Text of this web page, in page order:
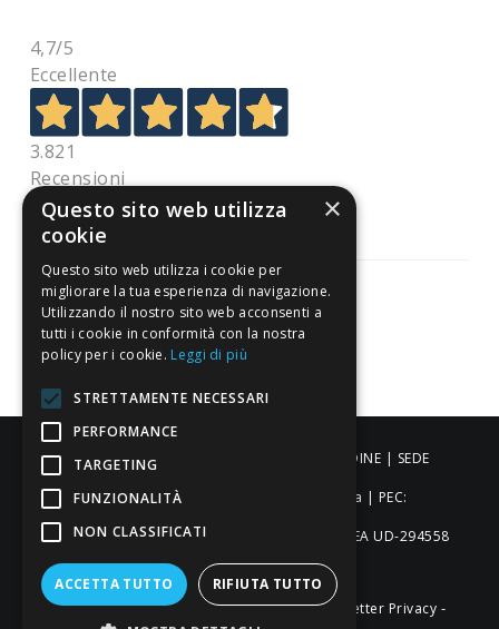
4,7/5
Eccellente
3.821
Recensioni
Pagamenti sicuri
Credits-Privacy & Cookie Policy-Newsletter Privacy -
ALDIGIÙ S.R.L. | Via Cortazzis 15 33100 - UDINE | SEDE
OPERATIVA: Via del Progresso 3 - Padova | PEC:
aldigiusrl@pec.it | C.F. e P.IVA 02873920306 REA UD-294558
Capitale sociale: € 27.086,97
×
Questo sito web utilizza
cookie
Questo sito web utilizza i cookie per
migliorare la tua esperienza di navigazione.
Utilizzando il nostro sito web acconsenti a
tutti i cookie in conformità con la nostra
policy per i cookie. Leggi di più
STRETTAMENTE NECESSARI
PERFORMANCE
TARGETING
FUNZIONALITÀ
NON CLASSIFICATI
ACCETTA TUTTO RIFIUTA TUTTO